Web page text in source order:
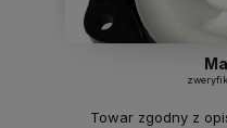
Towar zgodny z